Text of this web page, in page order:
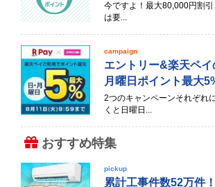
今ですよ！最大80,000円割
は要...
campaign
エントリー&楽天ペイ
月曜日ポイント最大
2つのキャンペーンそれぞれ
くと日曜日...
おすすめ特集
pickup
累計工事件数52万件